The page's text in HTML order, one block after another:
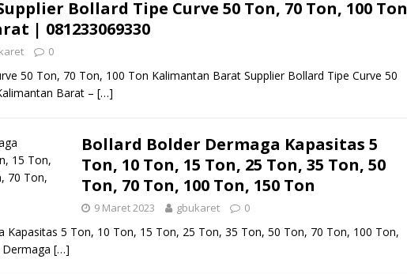
Bollard Tipe Curve 50 Ton, 70 Ton, 100 Ton
| 081233069330
0
50 Ton, 70 Ton, 100 Ton Kalimantan Barat Supplier Bollard Tipe Curve 50
Barat – […]
Bollard Bolder Dermaga Kapasitas 5
Ton, 10 Ton, 15 Ton, 25 Ton, 35 Ton, 50
Ton, 70 Ton, 100 Ton, 150 Ton
9 Maret 2023 gbukaret 0
Kapasitas 5 Ton, 10 Ton, 15 Ton, 25 Ton, 35 Ton, 50 Ton, 70 Ton, 100 Ton,
[…]